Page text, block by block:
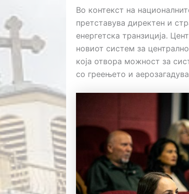
Во контекст на
претставува директен и
енергетска транзиција.
новиот систем за
која отвора можност за
со греењето и